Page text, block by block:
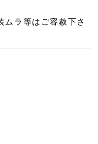
ムラ等はご容赦下さ